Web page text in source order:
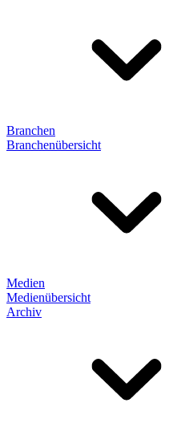
Branchen
Branchenübersicht
Medien
Medienübersicht
Archiv